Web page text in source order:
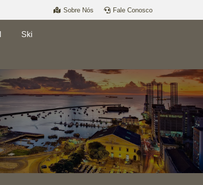
Sobre Nós Fale Conosco
Ski